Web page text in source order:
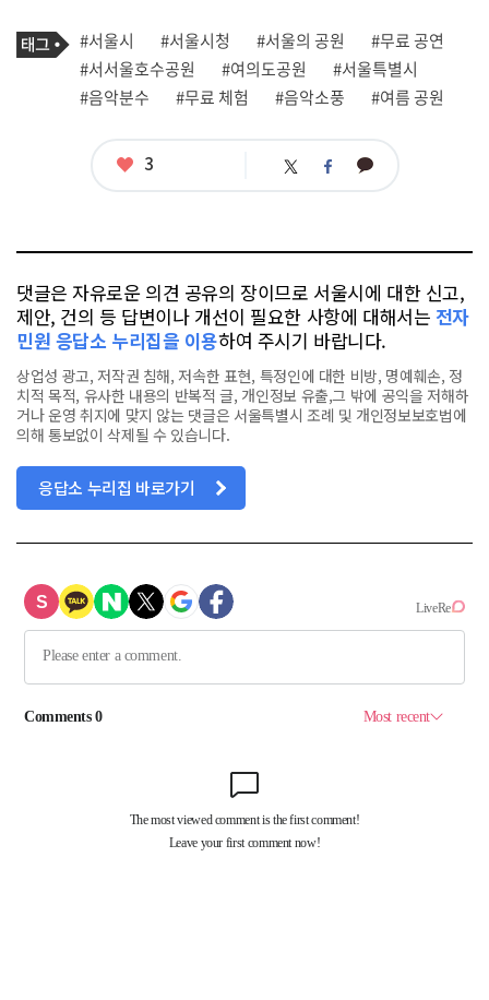
기
사
관
련
태
태
그
#서울시 #서울시청 #서울의 공원
#무료 공연
#서서울호수공원
#여의도공원
#서울특별시
#음악분수
#무료 체험 #음악소풍 #여름 공원
좋
3 트 페 카
댓글은 자유로운 의견 공유의 장이므로 서울시에 대한 신고,
제안, 건의 등 답변이나 개선이 필요한 사항에 대해서는 전자
민원 응답소 누리집을 이용하여 주시기 바랍니다.
상업성 광고, 저작권 침해, 저속한 표현, 특정인에 대한 비방, 명예훼손, 정
치적 목적, 유사한 내용의 반복적 글, 개인정보 유출,그 밖에 공익을 저해하
거나 운영 취지에 맞지 않는 댓글은 서울특별시 조례 및 개인정보보호법에
의해 통보없이 삭제될 수 있습니다.
응답소 누리집 바로가기